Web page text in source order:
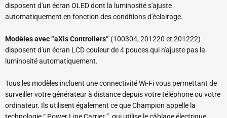
disposent d'un écran OLED dont la luminosité s'ajuste
automatiquement en fonction des conditions d'éclairage.
Modèles avec “aXis Controllers” (100304, 201220 et 201222)
disposent d'un écran LCD couleur de 4 pouces qui n'ajuste pas la
luminosité automatiquement.
Tous les modèles incluent une connectivité Wi-Fi vous permettant de
surveiller votre générateur à distance depuis votre téléphone ou votre
ordinateur. Ils utilisent également ce que Champion appelle la